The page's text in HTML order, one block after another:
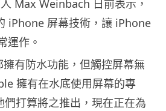
Max Weinbach 日前表示，
iPhone 屏幕技術，讓 iPhone
運作。
有防水功能，但觸控屏幕無
擁有在水底使用屏幕的專
打算將之推出，現在正在為